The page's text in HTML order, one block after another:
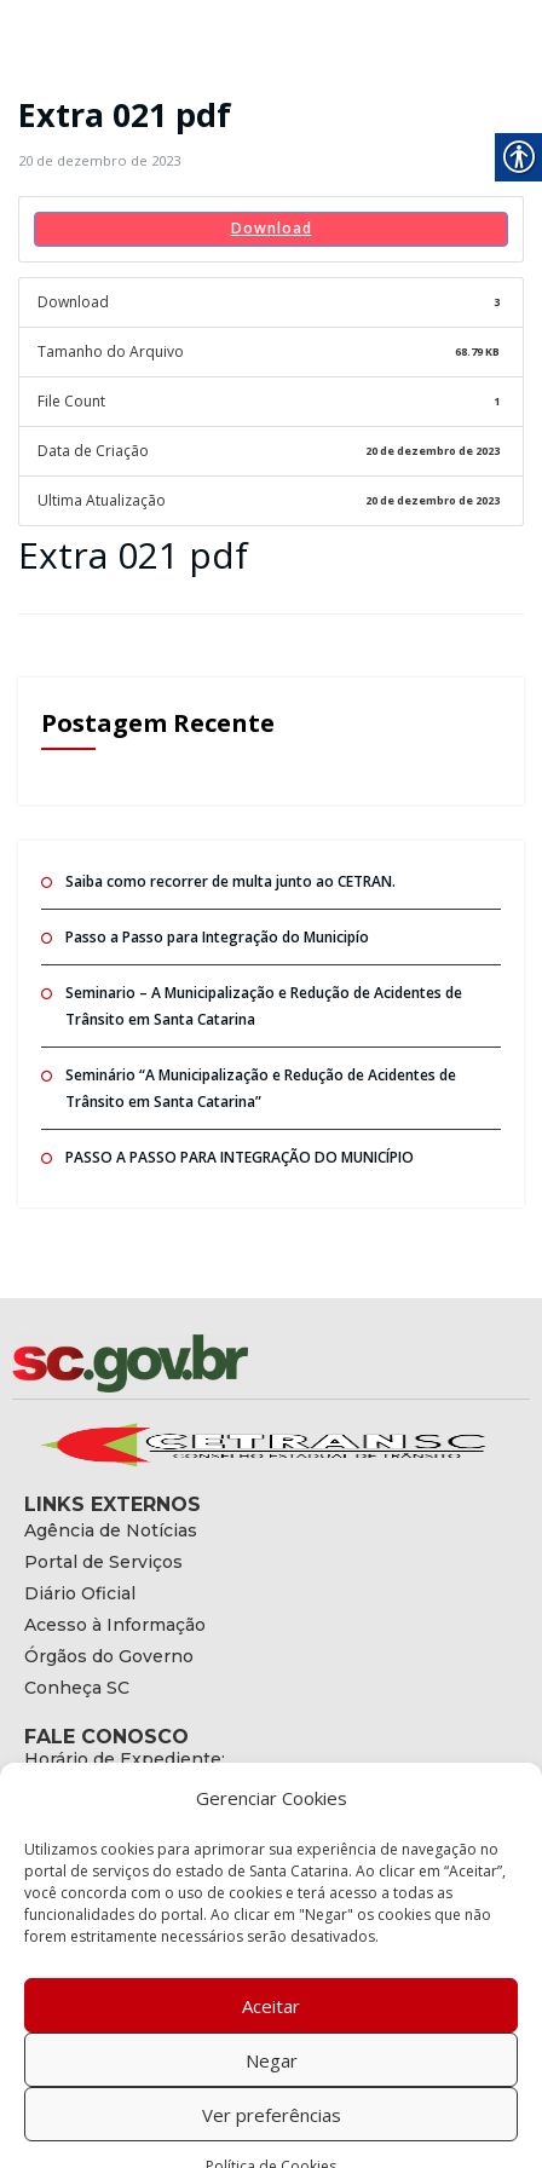
Gerenciar Cookies
Utilizamos cookies para aprimorar sua experiência de navegação no
portal de serviços do estado de Santa Catarina. Ao clicar em “Aceitar”,
você concorda com o uso de cookies e terá acesso a todas as
funcionalidades do portal. Ao clicar em "Negar" os cookies que não
forem estritamente necessários serão desativados.
Aceitar
Negar
Ver preferências
Extra 021 pdf
20 de dezembro de 2023
Download
Download 3
Tamanho do Arquivo 68.79 KB
File Count 1
Data de Criação 20 de dezembro de 2023
Ultima Atualização 20 de dezembro de 2023
Extra 021 pdf
Postagem Recente
Saiba como recorrer de multa junto ao CETRAN.
Passo a Passo para Integração do Municipío
Seminario – A Municipalização e Redução de Acidentes de
Trânsito em Santa Catarina
Seminário “A Municipalização e Redução de Acidentes de
Trânsito em Santa Catarina”
PASSO A PASSO PARA INTEGRAÇÃO DO MUNICÍPIO
LINKS EXTERNOS
Agência de Notícias
Portal de Serviços
Diário Oficial
Acesso à Informação
Órgãos do Governo
Conheça SC
FALE CONOSCO
Horário de Expediente:
E-mail:
secretariaexecutiva@cetran.sc.gov.br
ENDEREÇO
Endereço:
Bairro:
Coqueiros, Florianópolis SC
88.080-160
Política de privacidade
Copyright © 2023 Todos os Direitos Reservados SC - Governo de